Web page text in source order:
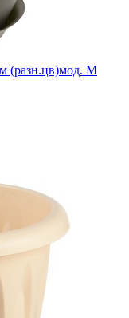
(разн.цв)мод. М